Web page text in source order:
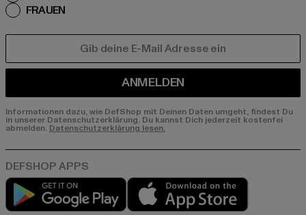
FRAUEN
ANMELDEN
Informationen dazu, wie DefShop mit Deinen Daten umgeht, findest Du
in unserer Datenschutzerklärung. Du kannst Dich jederzeit kostenfei
abmelden. Datenschutzerklärung lesen.
Play market